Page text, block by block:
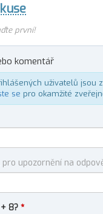
první!
komentář
uživatelů jsou
se pro okamžité
pro upozornění na
8? *